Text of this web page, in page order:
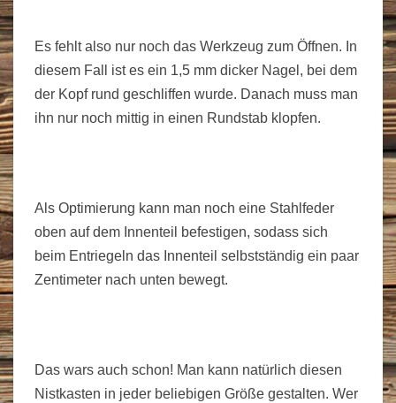
Es fehlt also nur noch das Werkzeug zum Öffnen. In
diesem Fall ist es ein 1,5 mm dicker Nagel, bei dem
der Kopf rund geschliffen wurde. Danach muss man
ihn nur noch mittig in einen Rundstab klopfen.
Als Optimierung kann man noch eine Stahlfeder
oben auf dem Innenteil befestigen, sodass sich
beim Entriegeln das Innenteil selbstständig ein paar
Zentimeter nach unten bewegt.
Das wars auch schon! Man kann natürlich diesen
Nistkasten in jeder beliebigen Größe gestalten. Wer